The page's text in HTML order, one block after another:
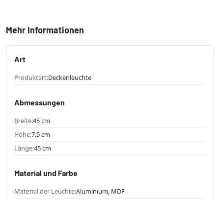
Mehr Informationen
Art
Produktart:Deckenleuchte
Abmessungen
Breite:45 cm
Höhe:7.5 cm
Länge:45 cm
Material und Farbe
Material der Leuchte:Aluminium, MDF